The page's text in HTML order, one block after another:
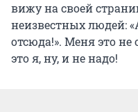
вижу на своей
неизвестных людей:
отсюда!». Меня это не
это я, ну, и не надо!